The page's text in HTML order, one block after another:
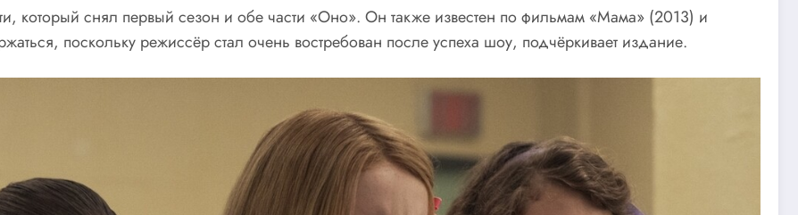
который снял первый сезон и обе части «Оно». Он также известен по фильмам «Мама» (2013) и
поскольку режиссёр стал очень востребован после успеха шоу, подчёркивает издание.